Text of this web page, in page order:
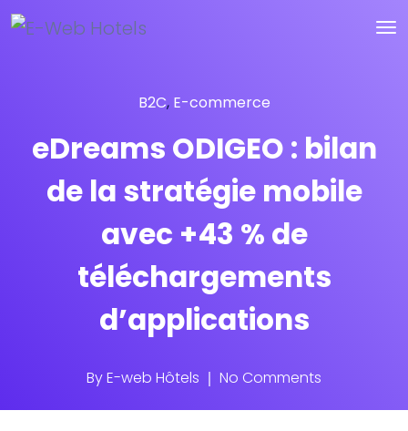
B2C, E-commerce
eDreams ODIGEO : bilan
de la stratégie mobile
avec +43 % de
téléchargements
d’applications
ByE-web Hôtels No Comments